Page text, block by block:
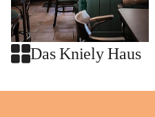
Das Kniely Haus